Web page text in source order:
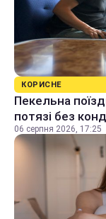
КОРИСНЕ
Пекельна
потязі без
06 серпня 2026, 17:25